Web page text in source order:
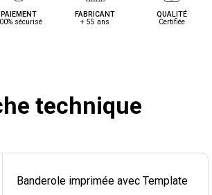
PAIEMENT
sécurisé
FABRICANT
+ 55 ans
QUALITÉ
Certifiée
technique
Banderole imprimée avec Template